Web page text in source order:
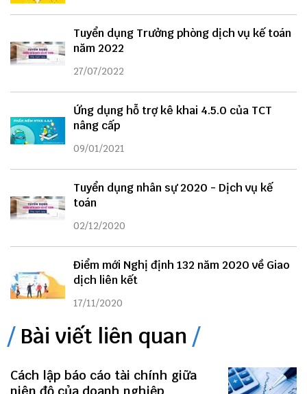
Tuyển dụng Trưởng phòng dịch vụ kế toán
năm 2022
27/07/2022
Ứng dụng hỗ trợ kê khai 4.5.0 của TCT
nâng cấp
09/01/2021
Tuyển dụng nhân sự 2020 - Dịch vụ kế
toán
02/12/2020
Điểm mới Nghị định 132 năm 2020 về Giao
dịch liên kết
17/11/2020
Bài viết liên quan
Cách lập báo cáo tài chính giữa